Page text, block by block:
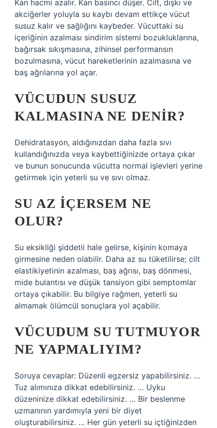
Kan hacmi azalır. Kan basıncı düşer. Cilt, dışkı ve
akciğerler yoluyla su kaybı devam ettikçe vücut
susuz kalır ve sağlığını kaybeder. Vücuttaki su
içeriğinin azalması sindirim sistemi bozukluklarına,
bağırsak sıkışmasına, zihinsel performansın
bozulmasına, vücut hareketlerinin azalmasına ve
baş ağrılarına yol açar.
VÜCUDUN SUSUZ
KALMASINA NE DENIR?
Dehidratasyon, aldığınızdan daha fazla sıvı
kullandığınızda veya kaybettiğinizde ortaya çıkar
ve bunun sonucunda vücutta normal işlevleri yerine
getirmek için yeterli su ve sıvı olmaz.
SU AZ IÇERSEM NE
OLUR?
Su eksikliği şiddetli hale gelirse, kişinin komaya
girmesine neden olabilir. Daha az su tüketilirse; cilt
elastikiyetinin azalması, baş ağrısı, baş dönmesi,
mide bulantısı ve düşük tansiyon gibi semptomlar
ortaya çıkabilir. Bu bilgiye rağmen, yeterli su
almamak ölümcül sonuçlara yol açabilir.
VÜCUDUM SU TUTMUYOR
NE YAPMALIYIM?
Soruya cevaplar: Düzenli egzersiz yapabilirsiniz. …
Tuz alımınıza dikkat edebilirsiniz. … Uyku
düzeninize dikkat edebilirsiniz. … Bir beslenme
uzmanının yardımıyla yeni bir diyet
oluşturabilirsiniz. … Her gün yeterli su içtiğinizden